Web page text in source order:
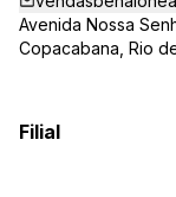
Avenida Nossa
Copacabana, Rio
Filial